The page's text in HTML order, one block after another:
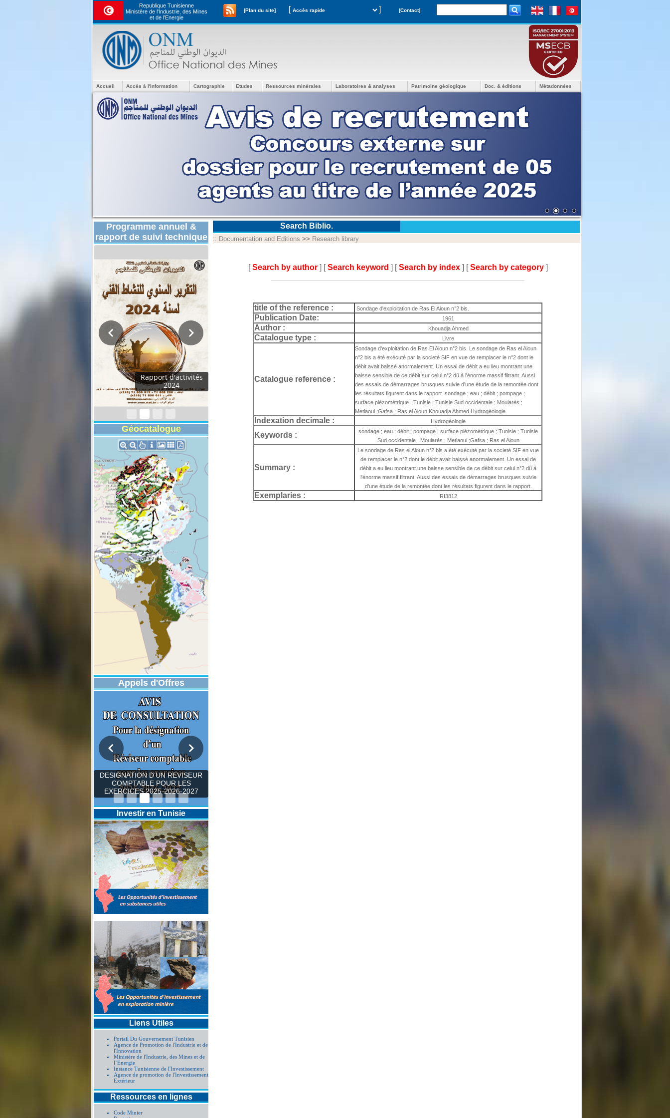
Republique Tunisienne
Ministère de l'Industrie, des Mines
et de l’Energie
[Plan du site] [ ] [Contact]
Accueil Accès à l'information Cartographie Etudes Ressources minérales Laboratoires & analyses Patrimoine géologique Doc. & éditions Métadonnées
Programme annuel &
rapport de suivi technique
Rapport d'activités
2024
Géocatalogue
Appels d'Offres
DESIGNATION D’UN REVISEUR
COMPTABLE POUR LES
EXERCICES 2025-2026-2027
Investir en Tunisie
Liens Utiles
Portail Du Gouvernement Tunisien
Agence de Promotion de l'Industrie et de
l'Innovation
Ministère de l'Industrie, des Mines et de
l’Energie
Instance Tunisienne de l'Investissement
Agence de promotion de l'Investissement
Extérieur
Ressources en lignes
Code Minier
Search Biblio.
:: Documentation and Editions >> Research library
[Search by author ] [Search keyword ] [Search by index ] [Search by category ]
title of the reference : Sondage d'exploitation de Ras El Aioun n°2 bis.
Publication Date: 1961
Author : Khouadja Ahmed
Catalogue type : Livre
Catalogue reference :
Sondage d'exploitation de Ras El Aioun n°2 bis. Le sondage de Ras el Aioun
n°2 bis a été exécuté par la societé SIF en vue de remplacer le n°2 dont le
débit avait baissé anormalement. Un essai de débit a eu lieu montrant une
baisse sensible de ce débit sur celui n°2 dû à l'énorme massif filtrant. Aussi
des essais de démarrages brusques suivie d'une étude de la remontée dont
les résultats figurent dans le rapport. sondage ; eau ; débit ; pompage ;
surface piézométrique ; Tunisie ; Tunisie Sud occidentale ; Moularès ;
Metlaoui ;Gafsa ; Ras el Aioun Khouadja Ahmed Hydrogéologie
Indexation decimale : Hydrogéologie
Keywords :
sondage ; eau ; débit ; pompage ; surface piézométrique ; Tunisie ; Tunisie
Sud occidentale ; Moularès ; Metlaoui ;Gafsa ; Ras el Aioun
Summary :
Le sondage de Ras el Aioun n°2 bis a été exécuté par la societé SIF en vue
de remplacer le n°2 dont le débit avait baissé anormalement. Un essai de
débit a eu lieu montrant une baisse sensible de ce débit sur celui n°2 dû à
l'énorme massif filtrant. Aussi des essais de démarrages brusques suivie
d'une étude de la remontée dont les résultats figurent dans le rapport.
Exemplaries : RI3812